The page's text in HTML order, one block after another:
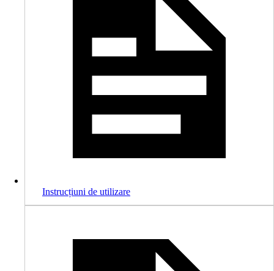
Instrucțiuni de utilizare